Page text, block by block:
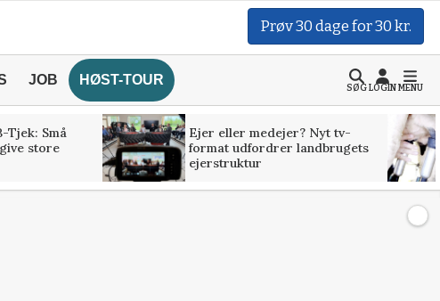
Prøv 30 dage for 30 kr.
JOB HØST-TOUR
SØGLOGINMENU
Tjek: Små
store
Ejer eller medejer? Nyt tv-
format udfordrer landbrugets
ejerstruktur